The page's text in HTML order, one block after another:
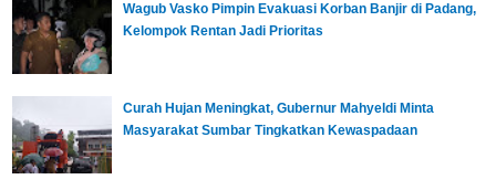
Wagub Vasko Pimpin Evakuasi Korban Banjir di Padang,
Kelompok Rentan Jadi Prioritas
Curah Hujan Meningkat, Gubernur Mahyeldi Minta
Masyarakat Sumbar Tingkatkan Kewaspadaan